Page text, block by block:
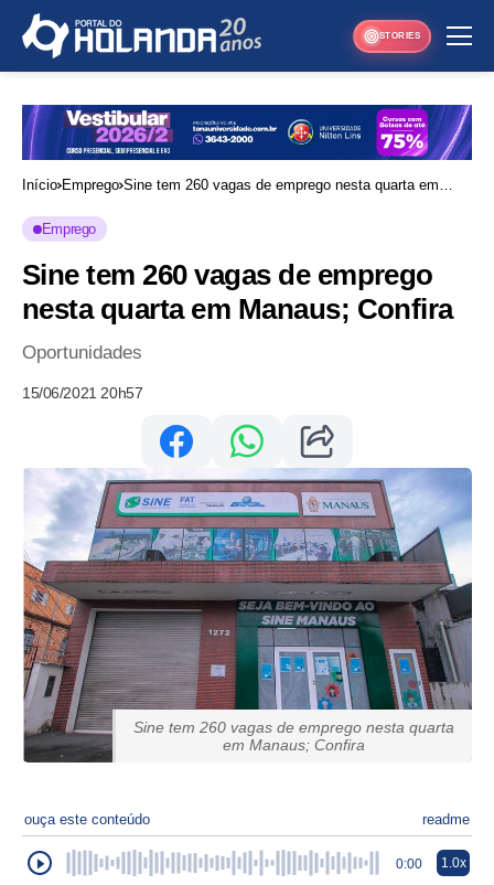
STORIES
Início Emprego Sine tem 260 vagas de emprego nesta quarta em
Emprego
Sine tem 260 vagas de emprego
nesta quarta em Manaus; Confira
Oportunidades
15/06/2021 20h57
Sine tem 260 vagas de emprego nesta quarta
em Manaus; Confira
ouça este conteúdo readme
0:00 1.0x